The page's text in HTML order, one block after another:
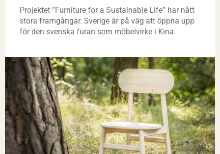
Projektet ”Furniture for a Sustainable Life” har nått
stora framgångar. Sverige är på väg att öppna upp
för den svenska furan som möbelvirke i Kina.